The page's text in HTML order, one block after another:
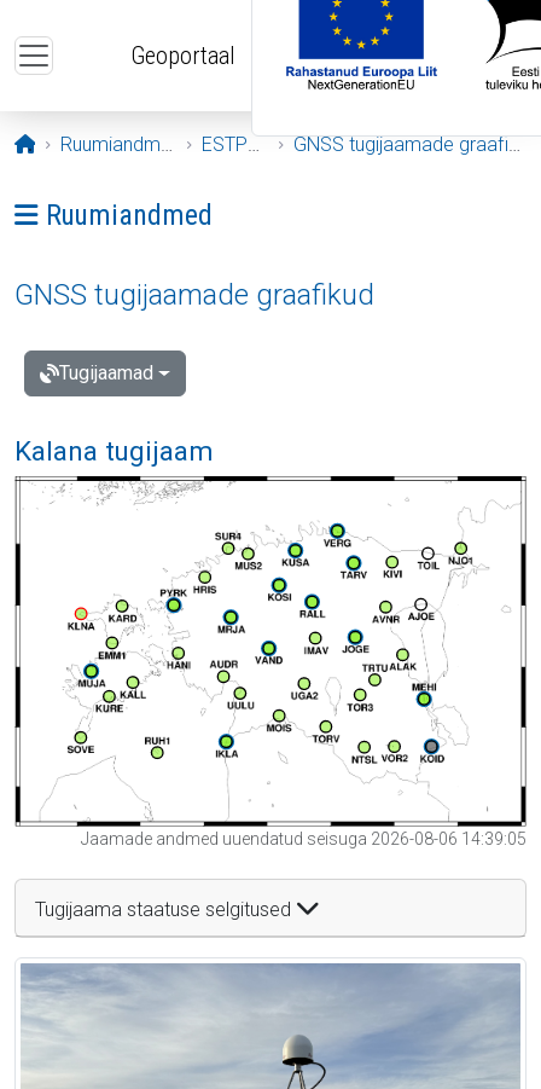
Geoportaal
Avaleht
Ruumiandmed ESTPOS GNSS tugijaamade graafikud
Ava menüü: Ruumiandmed
Ruumiandmed
GNSS tugijaamade graafikud
Tugijaamad
Kalana tugijaam
Jaamade andmed uuendatud seisuga 2026-08-06 14:39:05
Tugijaama staatuse selgitused